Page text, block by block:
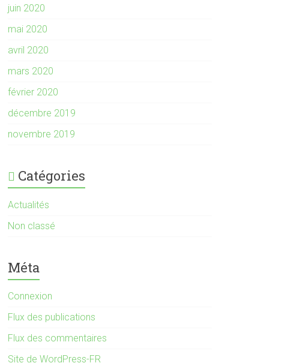
juin 2020
mai 2020
avril 2020
mars 2020
février 2020
décembre 2019
novembre 2019
Catégories
Actualités
Non classé
Méta
Connexion
Flux des publications
Flux des commentaires
Site de WordPress-FR